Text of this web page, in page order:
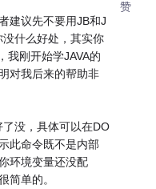
建议先不要用JB和J
什么好处，其实你
我刚开始学JAVA的
对我后来的帮助非
没，具体可以在DO
此命令既不是内部
环境变量还没配
简单的。
赞